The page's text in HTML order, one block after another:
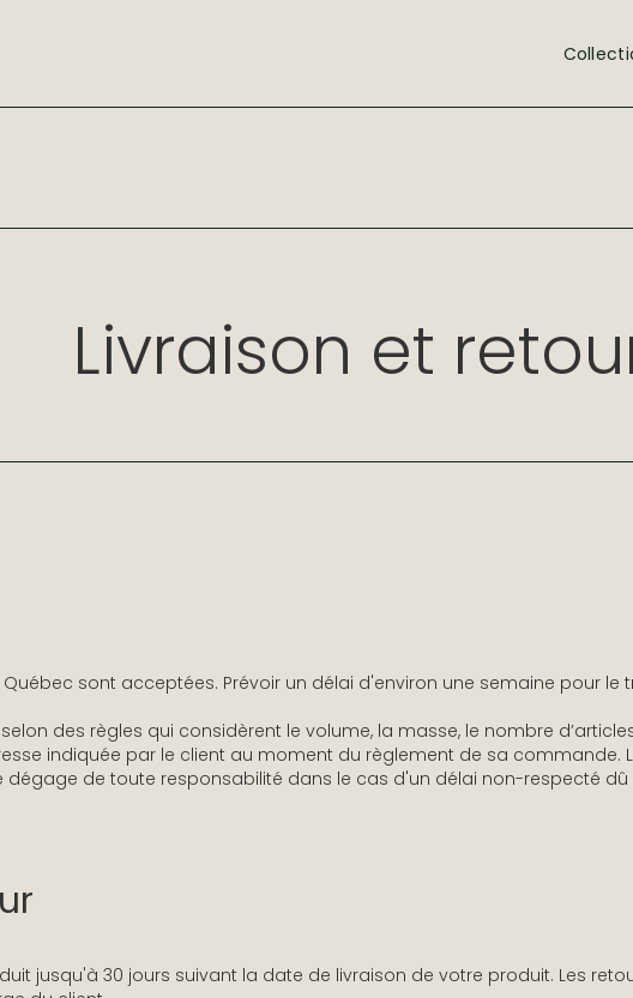
Livraison et
sont acceptées. Prévoir un délai d'environ une semaine pour
des règles qui considèrent le volume, la masse, le nombre
indiquée par le client au moment du règlement de sa commande.
se dégage de toute responsabilité dans le cas d'un délai non-respecté
jusqu'à 30 jours suivant la date de livraison de votre produit. Les